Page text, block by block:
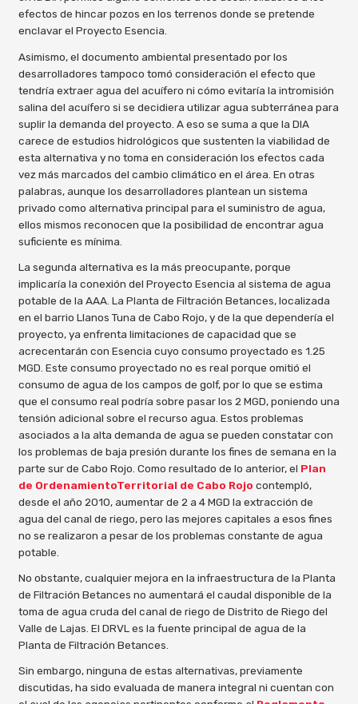
efectos de hincar pozos en los terrenos donde se pretende
enclavar el Proyecto Esencia.
Asimismo, el documento ambiental presentado por los
desarrolladores tampoco tomó consideración el efecto que
tendría extraer agua del acuífero ni cómo evitaría la intromisión
salina del acuífero si se decidiera utilizar agua subterránea para
suplir la demanda del proyecto. A eso se suma a que la DIA
carece de estudios hidrológicos que sustenten la viabilidad de
esta alternativa y no toma en consideración los efectos cada
vez más marcados del cambio climático en el área. En otras
palabras, aunque los desarrolladores plantean un sistema
privado como alternativa principal para el suministro de agua,
ellos mismos reconocen que la posibilidad de encontrar agua
suficiente es mínima.
La segunda alternativa es la más preocupante, porque
implicaría la conexión del Proyecto Esencia al sistema de agua
potable de la AAA. La Planta de Filtración Betances, localizada
en el barrio Llanos Tuna de Cabo Rojo, y de la que dependería el
proyecto, ya enfrenta limitaciones de capacidad que se
acrecentarán con Esencia cuyo consumo proyectado es 1.25
MGD. Este consumo proyectado no es real porque omitió el
consumo de agua de los campos de golf, por lo que se estima
que el consumo real podría sobre pasar los 2 MGD, poniendo una
tensión adicional sobre el recurso agua. Estos problemas
asociados a la alta demanda de agua se pueden constatar con
los problemas de baja presión durante los fines de semana en la
parte sur de Cabo Rojo. Como resultado de lo anterior, el Plan
de OrdenamientoTerritorial de Cabo Rojo contempló,
desde el año 2010, aumentar de 2 a 4 MGD la extracción de
agua del canal de riego, pero las mejores capitales a esos fines
no se realizaron a pesar de los problemas constante de agua
potable.
No obstante, cualquier mejora en la infraestructura de la Planta
de Filtración Betances no aumentará el caudal disponible de la
toma de agua cruda del canal de riego de Distrito de Riego del
Valle de Lajas. El DRVL es la fuente principal de agua de la
Planta de Filtración Betances.
Sin embargo, ninguna de estas alternativas, previamente
discutidas, ha sido evaluada de manera integral ni cuentan con